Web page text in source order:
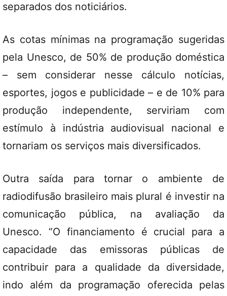
separados dos noticiários.
As cotas mínimas na programação sugeridas
pela Unesco, de 50% de produção doméstica
– sem considerar nesse cálculo notícias,
esportes, jogos e publicidade – e de 10% para
produção independente, serviriam com
estímulo à indústria audiovisual nacional e
tornariam os serviços mais diversificados.
Outra saída para tornar o ambiente de
radiodifusão brasileiro mais plural é investir na
comunicação pública, na avaliação da
Unesco. “O financiamento é crucial para a
capacidade das emissoras públicas de
contribuir para a qualidade da diversidade,
indo além da programação oferecida pelas